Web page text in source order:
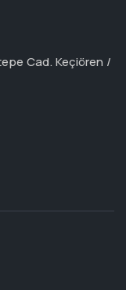
Cad. Keçiören /